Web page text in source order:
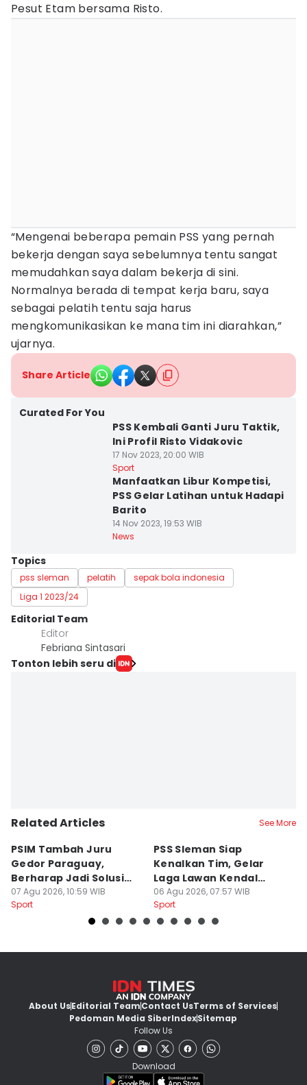
Pesut Etam bersama Risto.
“Mengenai beberapa pemain PSS yang pernah
bekerja dengan saya sebelumnya tentu sangat
memudahkan saya dalam bekerja di sini.
Normalnya berada di tempat kerja baru, saya
sebagai pelatih tentu saja harus
mengkomunikasikan ke mana tim ini diarahkan,”
ujarnya.
Share Article
Curated For You
PSS Kembali Ganti Juru Taktik,
Ini Profil Risto Vidakovic
17 Nov 2023, 20:00 WIB
Sport
Manfaatkan Libur Kompetisi,
PSS Gelar Latihan untuk Hadapi
Barito
14 Nov 2023, 19:53 WIB
News
Topics
pss sleman pelatih
sepak bola indonesia
Liga 1 2023/24
Editorial Team
Editor
Febriana Sintasari
Tonton lebih seru di
Related Articles See More
PSIM Tambah Juru
Gedor Paraguay,
Berharap Jadi Solusi
Minimnya Pencetak Gol
07 Agu 2026, 10:59 WIB
Sport
PSS Sleman Siap
Kenalkan Tim, Gelar
Laga Lawan Kendal
Tornado FC
06 Agu 2026, 07:57 WIB
Sport
About UsEditorial TeamContact UsTerms of Services
Pedoman Media SiberIndexSitemap
Follow Us
Download